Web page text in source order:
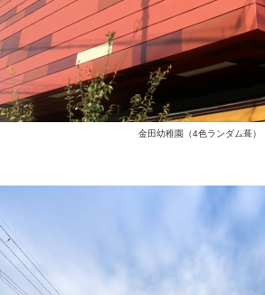
金田幼稚園（4色ランダム葺）